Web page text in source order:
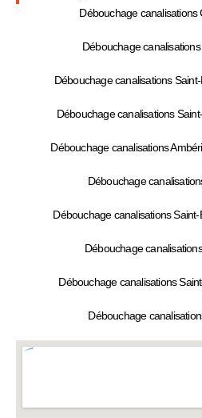
Débouchage canalisations
Débouchage
Débouchage canalisations
Débouchage canalisations
Débouchage canalisations
Débouchage
Débouchage canalisations
Débouchage
Débouchage canalisations
Débouchage